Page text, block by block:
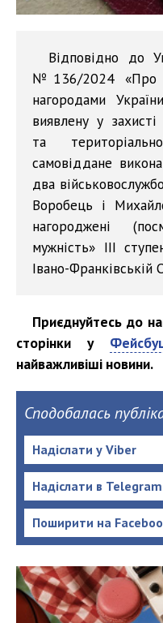
Відповідно до
№136/2024 «Про
нагородами
виявлену у
та
самовіддане
два
Воробець і
нагороджені
мужність» ІІІ
Івано-Франківській
Приєднуйтесь до
сторінки у
найважливіші новини.
Сподобалась
Надіслати у Viber
Надіслати в Telegram
Поширити на